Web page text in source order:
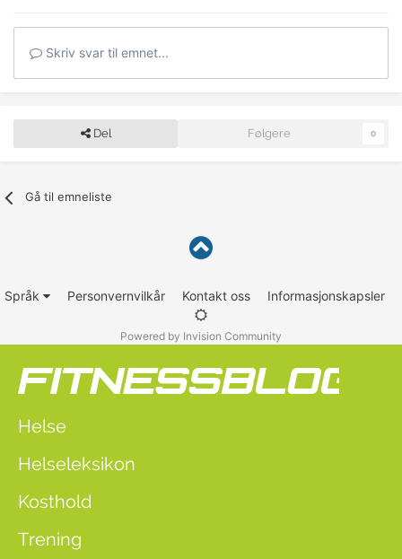
Skriv svar til emnet...
Del Følgere 0
Gå til emneliste
Språk Personvernvilkår Kontakt oss Informasjonskapsler
Powered by Invision Community
Helse
Helseleksikon
Kosthold
Trening